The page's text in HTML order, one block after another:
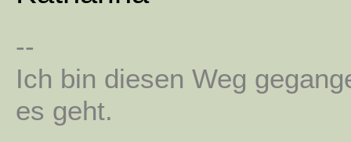
--
Ich bin diesen Weg
es geht.